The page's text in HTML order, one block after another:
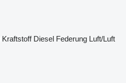
Kraftstoff Diesel Federung Luft/Luft